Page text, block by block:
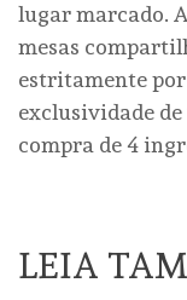
lugar marcado.
mesas
estritamente
exclusividade de
compra de 4
LEIA